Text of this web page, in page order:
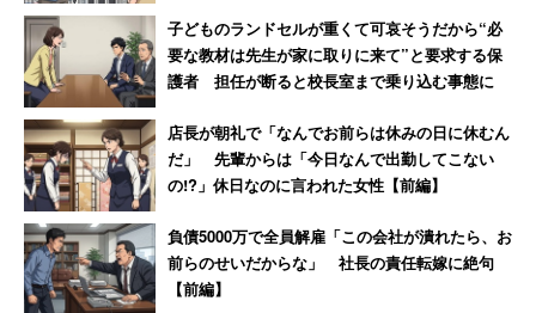
受け入れる日本人の意識の情勢」（45.3％）、「日本語教
育」（39.8％）の順に多かった。
環境整備のための費用を「受け入れたい業界で負担する」
のは「よいことだと思う」人の割合が64.7％に上った。
「雇い入れる事業主が負担する」についても61.1％が「よ
いこと」と回答。一方、国民全体（税金）で負担するのが
「よいことだと思う」人は34.9％に留まり、反対に「よく
ないことだと思う」という人が42.8％に上った。
子どものランドセルが重くて可哀そうだから“必
要な教材は先生が家に取りに来て”と要求する保
護者 担任が断ると校長室まで乗り込む事態に
店長が朝礼で「なんでお前らは休みの日に休むん
だ」 先輩からは「今日なんで出勤してこない
の!?」休日なのに言われた女性【前編】
負債5000万で全員解雇「この会社が潰れたら、お
前らのせいだからな」 社長の責任転嫁に絶句
【前編】